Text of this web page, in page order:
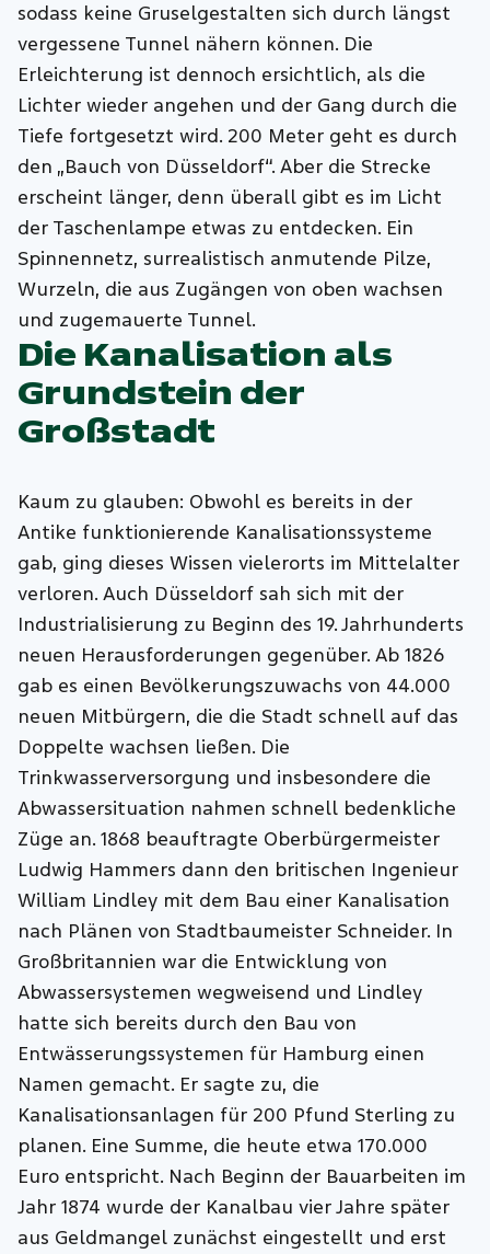
sodass keine Gruselgestalten sich durch längst
vergessene Tunnel nähern können. Die
Erleichterung ist dennoch ersichtlich, als die
Lichter wieder angehen und der Gang durch die
Tiefe fortgesetzt wird. 200 Meter geht es durch
den „Bauch von Düsseldorf“. Aber die Strecke
erscheint länger, denn überall gibt es im Licht
der Taschenlampe etwas zu entdecken. Ein
Spinnennetz, surrealistisch anmutende Pilze,
Wurzeln, die aus Zugängen von oben wachsen
und zugemauerte Tunnel.
Die Kanalisation als
Grundstein der
Großstadt
Kaum zu glauben: Obwohl es bereits in der
Antike funktionierende Kanalisationssysteme
gab, ging dieses Wissen vielerorts im Mittelalter
verloren. Auch Düsseldorf sah sich mit der
Industrialisierung zu Beginn des 19. Jahrhunderts
neuen Herausforderungen gegenüber. Ab 1826
gab es einen Bevölkerungszuwachs von 44.000
neuen Mitbürgern, die die Stadt schnell auf das
Doppelte wachsen ließen. Die
Trinkwasserversorgung und insbesondere die
Abwassersituation nahmen schnell bedenkliche
Züge an. 1868 beauftragte Oberbürgermeister
Ludwig Hammers dann den britischen Ingenieur
William Lindley mit dem Bau einer Kanalisation
nach Plänen von Stadtbaumeister Schneider. In
Großbritannien war die Entwicklung von
Abwassersystemen wegweisend und Lindley
hatte sich bereits durch den Bau von
Entwässerungssystemen für Hamburg einen
Namen gemacht. Er sagte zu, die
Kanalisationsanlagen für 200 Pfund Sterling zu
planen. Eine Summe, die heute etwa 170.000
Euro entspricht. Nach Beginn der Bauarbeiten im
Jahr 1874 wurde der Kanalbau vier Jahre später
aus Geldmangel zunächst eingestellt und erst